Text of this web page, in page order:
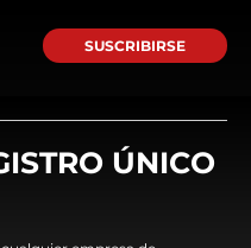
SUSCRIBIRSE
ÚNICO